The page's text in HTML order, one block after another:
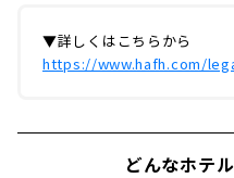
▼詳しくはこちらから
https://www.hafh.com/
どんなホテ